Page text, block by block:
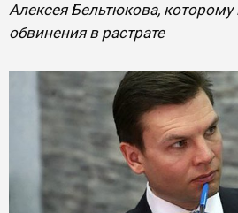
Алексея Бельтюкова,
обвинения в растрате